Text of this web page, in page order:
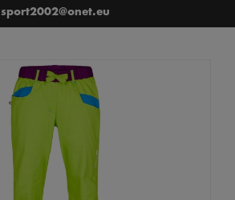
sport2002@onet.eu